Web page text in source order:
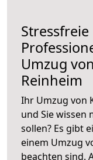
Umzug
Reinheim
Ihr Umzug von
und Sie wissen
sollen? Es gibt
einem Umzug
beachten sind.